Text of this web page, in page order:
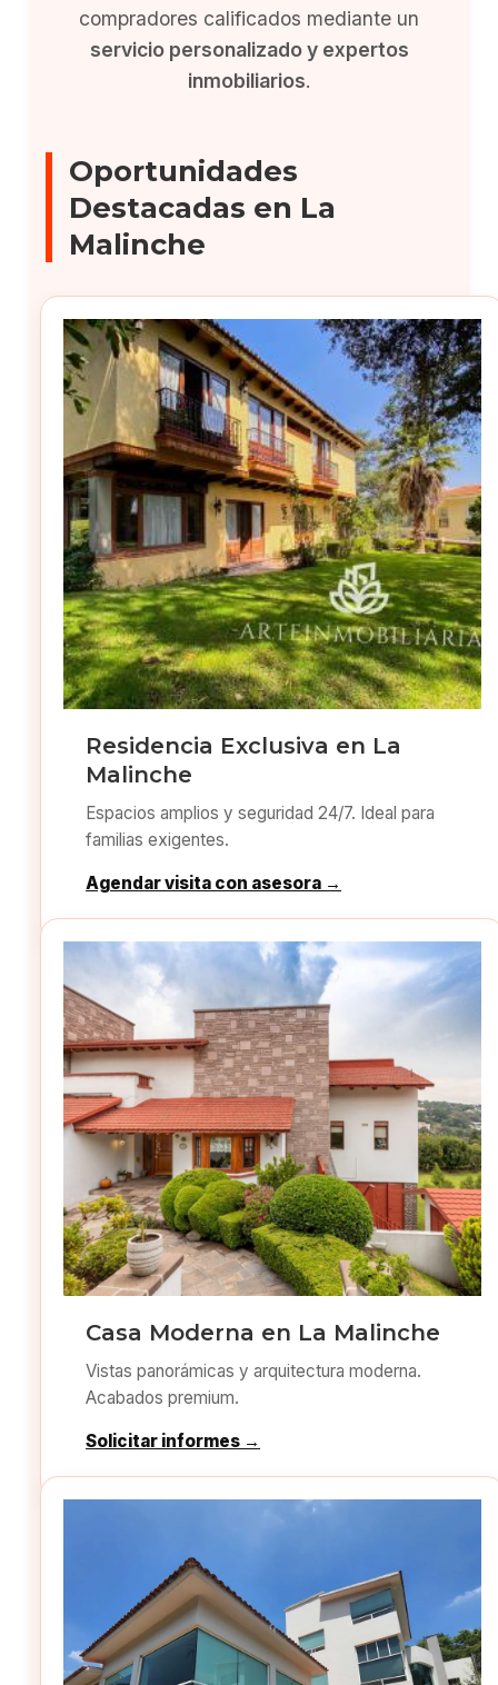
compradores calificados mediante un
servicio personalizado y expertos
inmobiliarios.
Oportunidades
Destacadas en La
Malinche
Residencia Exclusiva en La
Malinche
Espacios amplios y seguridad 24/7. Ideal para
familias exigentes.
Agendar visita con asesora →
Casa Moderna en La Malinche
Vistas panorámicas y arquitectura moderna.
Acabados premium.
Solicitar informes →